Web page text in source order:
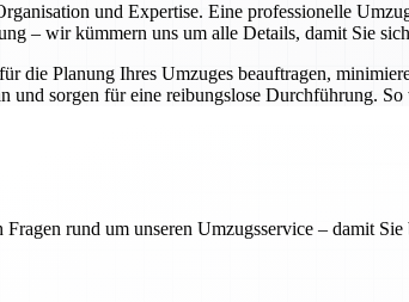
und Expertise. Eine professionelle
– wir kümmern uns um alle Details, damit Sie
die Planung Ihres Umzuges beauftragen,
und sorgen für eine reibungslose Durchführung.
rund um unseren Umzugsservice – damit Sie